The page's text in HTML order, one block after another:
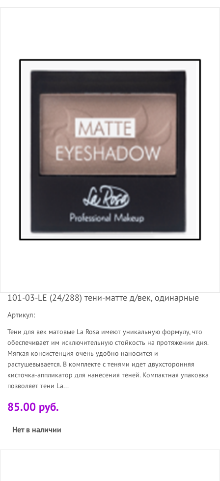
101-03-LE (24/288) тени-матте д/век, одинарные
Артикул:
Тени для век матовые La Rosa имеют уникальную формулу, что
обеспечивает им исключительную стойкость на протяжении дня.
Мягкая консистенция очень удобно наносится и
растушевывается. В комплекте с тенями идет двухсторонняя
кисточка-аппликатор для нанесения теней. Компактная упаковка
позволяет тени La...
85.00 руб.
Нет в наличии